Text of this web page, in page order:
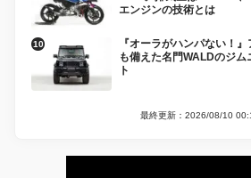
エンジンの技術とは
『オーラがハンパない！
も備えた名門WALDのジ
ト
最終更新：2026/08/10